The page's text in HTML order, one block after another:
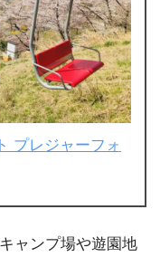
プレジャーフォ
ャンプ場や遊園地